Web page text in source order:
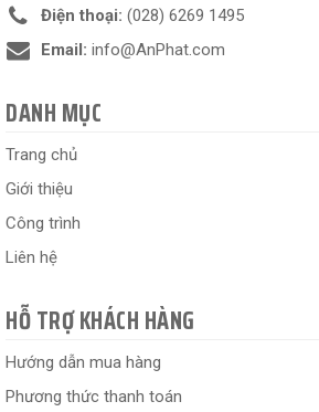
Điện thoại: (028) 6269 1495
Email: info@AnPhat.com
DANH MỤC
Trang chủ
Giới thiệu
Công trình
Liên hệ
HỖ TRỢ KHÁCH HÀNG
Hướng dẫn mua hàng
Phương thức thanh toán